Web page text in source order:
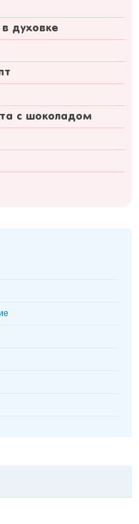
духовке
с шоколадом